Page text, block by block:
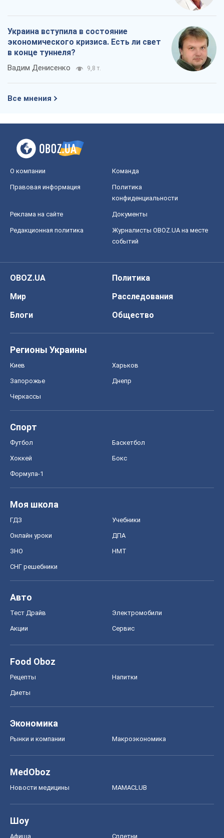
Украина вступила в состояние
экономического кризиса. Есть ли свет
в конце туннеля?
Вадим Денисенко 9,8 т.
Все мнения
О компании Команда
Правовая информация
Политика
конфиденциальности
Реклама на сайте Документы
Редакционная политика
Журналисты OBOZ.UA на месте
событий
OBOZ.UA
Политика
Мир
Расследования
Блоги
Общество
Регионы Украины
Киев Харьков
Запорожье Днепр
Черкассы
Спорт
Футбол Баскетбол
Хоккей Бокс
Формула-1
Моя школа
ГДЗ Учебники
Онлайн уроки ДПА
ЗНО НМТ
СНГ решебники
Авто
Тест Драйв Электромобили
Акции Сервис
Food Oboz
Рецепты Напитки
Диеты
Экономика
Рынки и компании Mакроэкономика
MedOboz
Новости медицины MAMACLUB
Шоу
Афиша Сплетни